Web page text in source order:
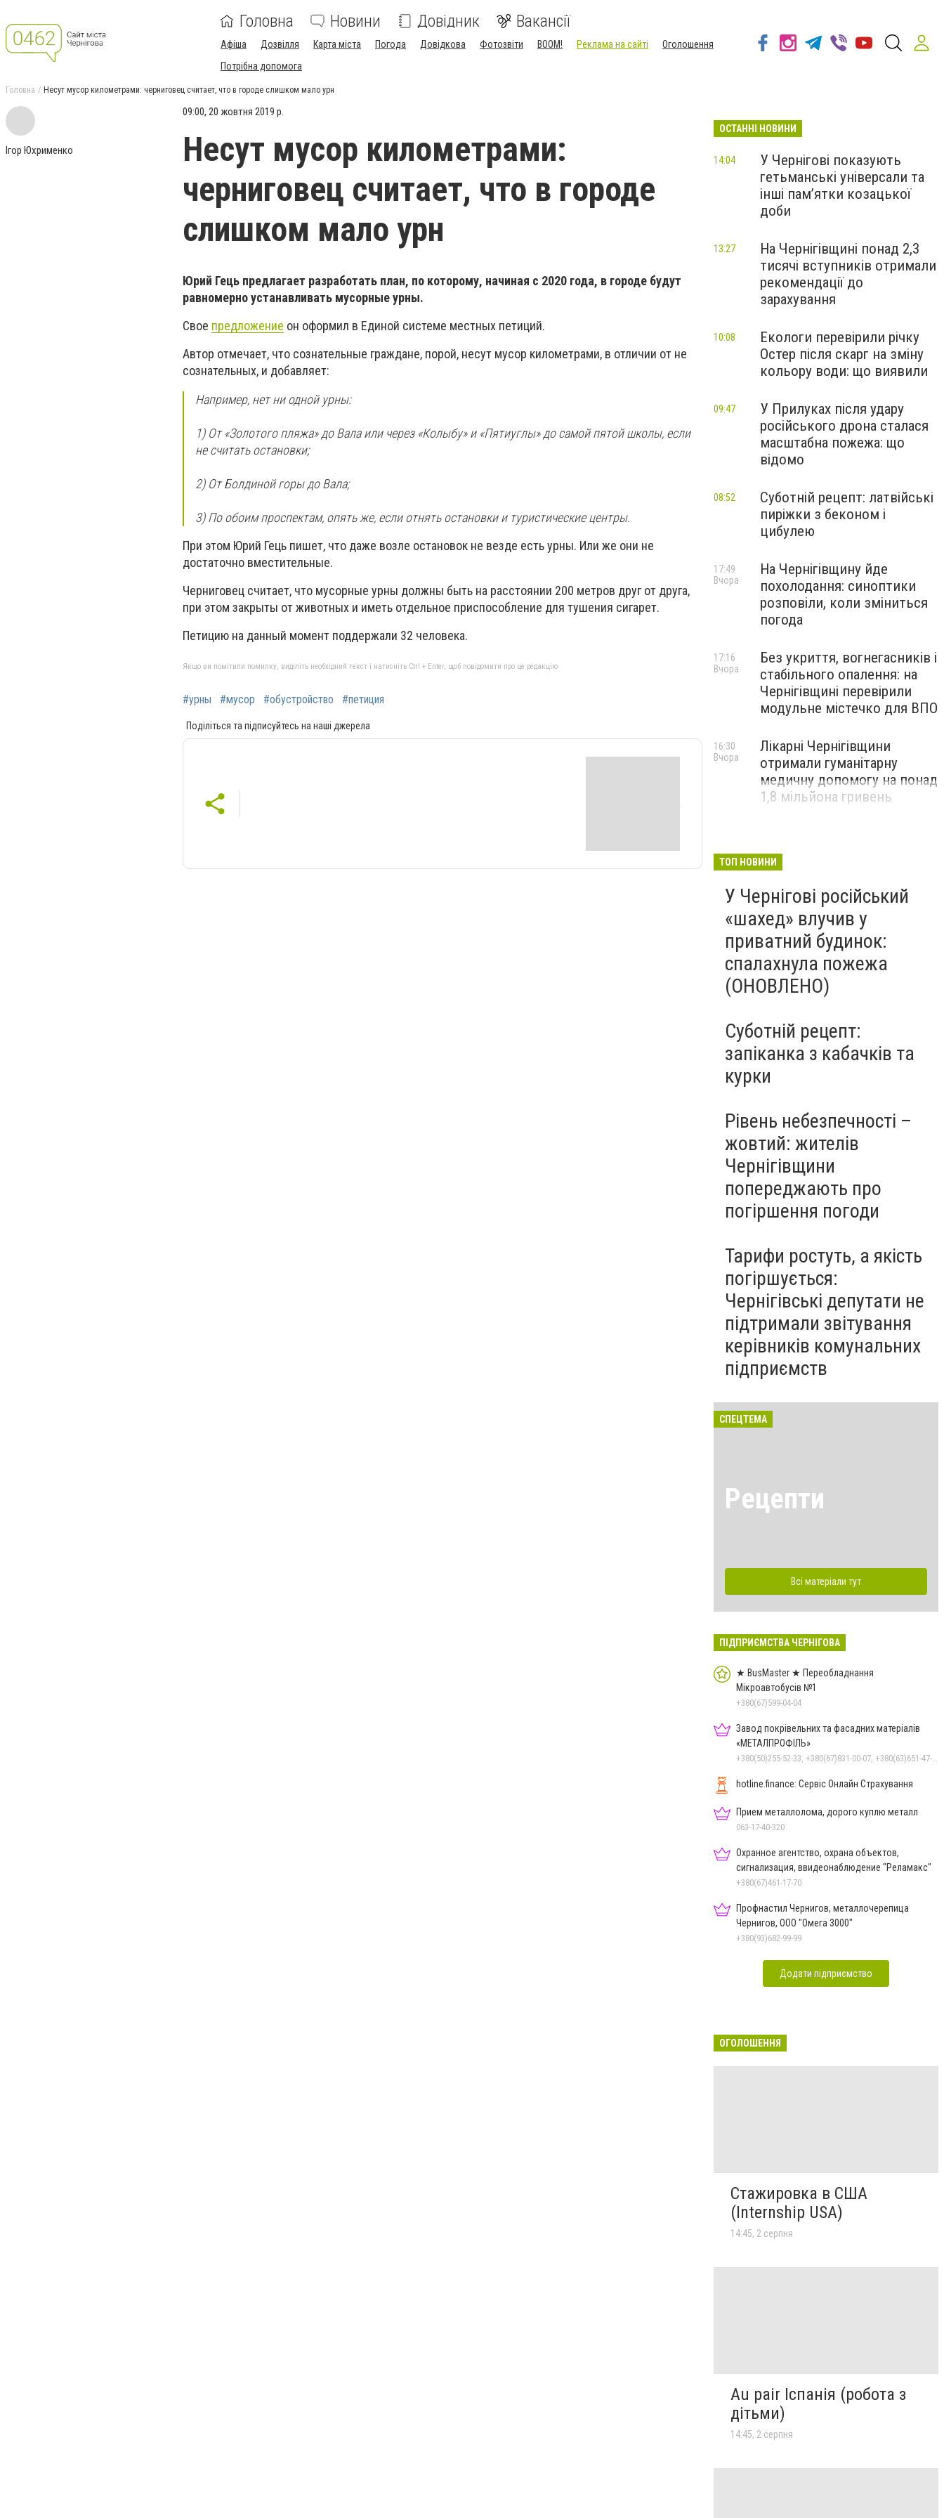
Головна Новини Довідник Вакансії
Афіша Дозвілля Карта міста Погода Довідкова Фотозвіти BOOM! Реклама на сайті
Оголошення
Потрібна допомога
Головна Несут мусор километрами: черниговец считает, что в городе слишком мало урн
Ігор Юхрименко
09:00, 20 жовтня 2019 р.
Несут мусор километрами:
черниговец считает, что в городе
слишком мало урн
Юрий Гець предлагает разработать план, по которому, начиная с 2020 года, в городе будут
равномерно устанавливать мусорные урны.
Свое предложение он оформил в Единой системе местных петиций.
Автор отмечает, что сознательные граждане, порой, несут мусор километрами, в отличии от не
сознательных, и добавляет:
Например, нет ни одной урны:
1) От «Золотого пляжа» до Вала или через «Колыбу» и «Пятиуглы» до самой пятой школы, если
не считать остановки;
2) От Болдиной горы до Вала;
3) По обоим проспектам, опять же, если отнять остановки и туристические центры.
При этом Юрий Гець пишет, что даже возле остановок не везде есть урны. Или же они не
достаточно вместительные.
Черниговец считает, что мусорные урны должны быть на расстоянии 200 метров друг от друга,
при этом закрыты от животных и иметь отдельное приспособление для тушения сигарет.
Петицию на данный момент поддержали 32 человека.
Якщо ви помітили помилку, виділіть необхідний текст і натисніть Ctrl + Enter, щоб повідомити про це редакцію
#урны #мусор #обустройство #петиция
Поділіться та підписуйтесь на наші джерела
ОСТАННІ НОВИНИ
У Чернігові показують
гетьманські універсали та
інші пам’ятки козацької
доби
14:04
На Чернігівщині понад 2,3
тисячі вступників отримали
рекомендації до
зарахування
13:27
Екологи перевірили річку
Остер після скарг на зміну
кольору води: що виявили
10:08
У Прилуках після удару
російського дрона сталася
масштабна пожежа: що
відомо
09:47
Суботній рецепт: латвійські
пиріжки з беконом і
цибулею
08:52
На Чернігівщину йде
похолодання: синоптики
розповіли, коли зміниться
погода
17:49
Вчора
Без укриття, вогнегасників і
стабільного опалення: на
Чернігівщині перевірили
модульне містечко для ВПО
17:16
Вчора
Лікарні Чернігівщини
отримали гуманітарну
медичну допомогу на понад
1,8 мільйона гривень
16:30
Вчора
ТОП НОВИНИ
У Чернігові російський
«шахед» влучив у
приватний будинок:
спалахнула пожежа
(ОНОВЛЕНО)
Суботній рецепт:
запіканка з кабачків та
курки
Рівень небезпечності –
жовтий: жителів
Чернігівщини
попереджають про
погіршення погоди
Тарифи ростуть, а якість
погіршується:
Чернігівські депутати не
підтримали звітування
керівників комунальних
підприємств
СПЕЦТЕМА
Рецепти
Всі матеріали тут
ПІДПРИЄМСТВА ЧЕРНІГОВА
★ BusMaster ★ Переобладнання
Мікроавтобусів №1
+380(67)599-04-04
Завод покрівельних та фасадних матеріалів
«МЕТАЛПРОФІЛЬ»
hotline.finance: Сервіс Онлайн Страхування
Прием металлолома, дорого куплю металл
063-17-40-320
Охранное агентство, охрана объектов,
сигнализация, ввидеонаблюдение "Реламакс"
+380(67)461-17-70
Профнастил Чернигов, металлочерепица
Чернигов, ООО "Омега 3000"
+380(93)682-99-99
Додати підприємство
ОГОЛОШЕННЯ
Стажировка в США
(Internship USA)
14:45, 2 серпня
Au pair Іспанія (робота з
дітьми)
14:45, 2 серпня